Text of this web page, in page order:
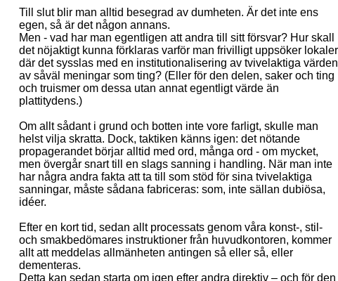
Till slut blir man alltid besegrad av dumheten. Är det inte ens
egen, så är det någon annans.
Men - vad har man egentligen att andra till sitt försvar? Hur skall
det nöjaktigt kunna förklaras varför man frivilligt uppsöker lokaler
där det sysslas med en institutionalisering av tvivelaktiga värden
av såväl meningar som ting? (Eller för den delen, saker och ting
och truismer om dessa utan annat egentligt värde än
plattitydens.)
Om allt sådant i grund och botten inte vore farligt, skulle man
helst vilja skratta. Dock, taktiken känns igen: det nötande
propagerandet börjar alltid med ord, många ord - om mycket,
men övergår snart till en slags sanning i handling. När man inte
har några andra fakta att ta till som stöd för sina tvivelaktiga
sanningar, måste sådana fabriceras: som, inte sällan dubiösa,
idéer.
Efter en kort tid, sedan allt processats genom våra konst-, stil-
och smakbedömares instruktioner från huvudkontoren, kommer
allt att meddelas allmänheten antingen så eller så, eller
dementeras.
Detta kan sedan starta om igen efter andra direktiv – och för den